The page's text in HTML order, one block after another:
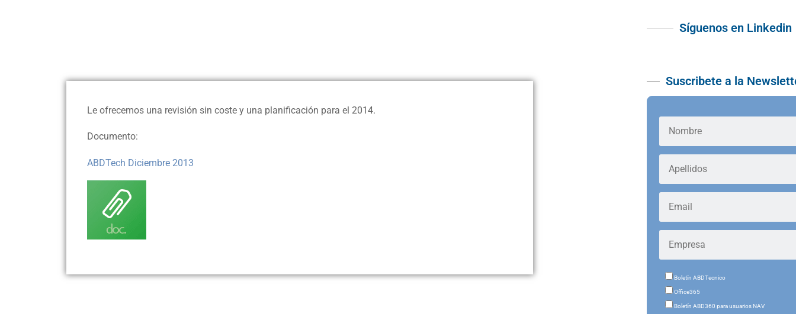
Le ofrecemos una revisión sin coste y una planificación para el 2014.
Documento:
ABDTech Diciembre 2013
Síguenos en Linkedin
Suscribete a la
Boletín ABDTecnico
Office365
Boletín ABD360 para usuarios NAV